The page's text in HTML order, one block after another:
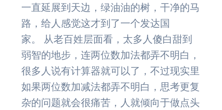
一直延展到天边，绿油油的树，干净的马
路，给人感觉这才到了一个发达国
家。 从老百姓层面看，太多人傻白甜到
弱智的地步，连两位数加法都弄不明白，
很多人说有计算器就可以了，不过现实里
如果两位数加减法都弄不明白，思考更复
杂的问题就会很痛苦，人就倾向于做点头